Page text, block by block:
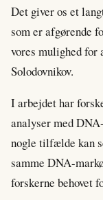
Det giver os et
som er afgørende
vores mulighed for
Solodovnikov.
I arbejdet har
analyser med
nogle tilfælde kan
samme DNA-
forskerne behovet